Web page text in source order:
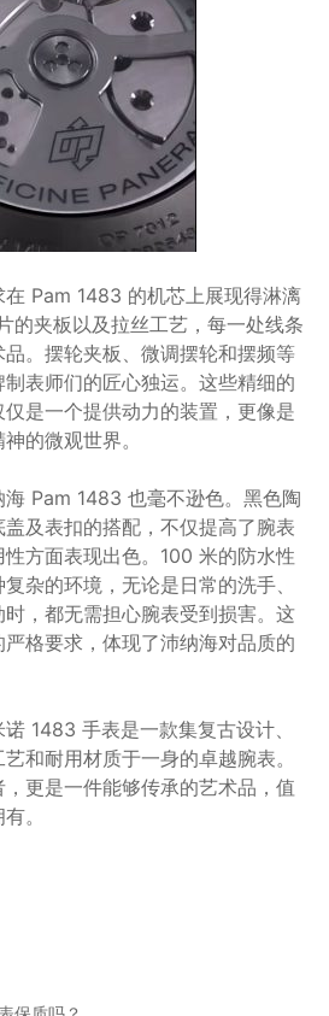
Pam 1483 的机芯上展现得淋漓
的夹板以及拉丝工艺，每一处线条
。摆轮夹板、微调摆轮和摆频等
表师们的匠心独运。这些精细的
是一个提供动力的装置，更像是
的微观世界。
Pam 1483 也毫不逊色。黑色陶
及表扣的搭配，不仅提高了腕表
方面表现出色。100 米的防水性
杂的环境，无论是日常的洗手、
，都无需担心腕表受到损害。这
格要求，体现了沛纳海对品质的
1483 手表是一款集复古设计、
和耐用材质于一身的卓越腕表。
更是一件能够传承的艺术品，值
。